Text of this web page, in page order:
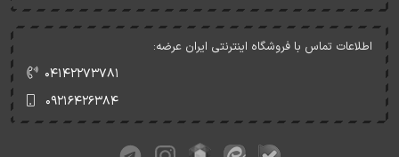
اطلاعات تماس با فروشگاه اینترنتی ایران عرضه:
۰۴۱۴۲۲۷۳۷۸۱
۰۹۲۱۶۴۲۶۳۸۴